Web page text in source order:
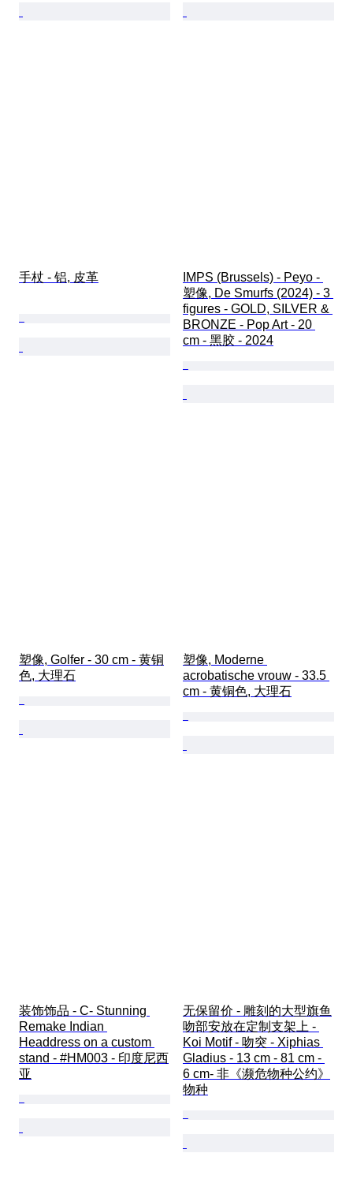
手杖 - 铝, 皮革
IMPS (Brussels) - Peyo -
塑像, De Smurfs (2024) - 3
figures - GOLD, SILVER &
BRONZE - Pop Art - 20
cm - 黑胶 - 2024
塑像, Golfer - 30 cm - 黄铜
色, 大理石
塑像, Moderne
acrobatische vrouw - 33.5
cm - 黄铜色, 大理石
装饰饰品 - C- Stunning
Remake Indian
Headdress on a custom
stand - #HM003 - 印度尼西
亚
无保留价 - 雕刻的大型旗鱼
吻部安放在定制支架上 -
Koi Motif - 吻突 - Xiphias
Gladius - 13 cm - 81 cm -
6 cm- 非《濒危物种公约》
物种